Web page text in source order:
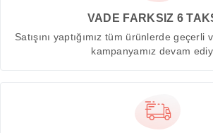
VADE FARKSIZ 6
Satışını yaptığımız tüm ürünlerde geçerli
kampanyamız devam